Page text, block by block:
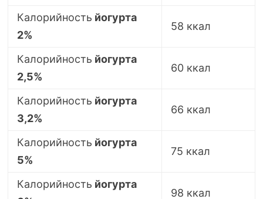
Калорийность йогурта
2%
58 ккал
Калорийность йогурта
2,5%
60 ккал
Калорийность йогурта
3,2%
66 ккал
Калорийность йогурта
5%
75 ккал
Калорийность йогурта
98 ккал